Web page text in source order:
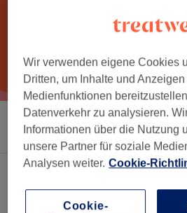
Sortieren nach Besonderheiten
Ein Salon, der anbietet: damen - haarkuren
Wir verwenden eigene Cookies
Dritten, um Inhalte und
Medienfunktionen
Datenverkehr zu analysieren.
Informationen über die Nutzung
unsere Partner für soziale
Analysen weiter. Cookie-
Cookie-